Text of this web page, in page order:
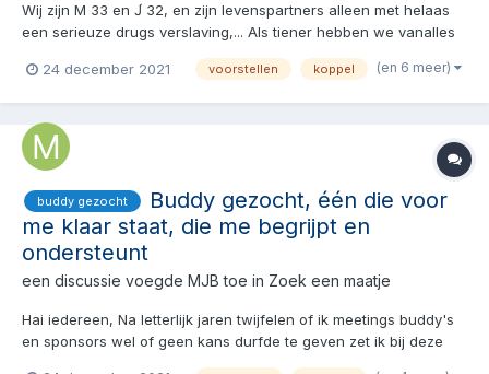
Wij zijn M 33 en J́ 32, en zijn levenspartners alleen met helaas
een serieuze drugs verslaving,... Als tiener hebben we vanalles
geleden ben ik uit nieuwsgierigheid begonnen aan base
24 december 2021 voorstellen koppel (en 6 meer)
buddy gezocht
Buddy gezocht, één die voor
me klaar staat, die me begrijpt en
ondersteunt
een discussie voegde MJB toe in Zoek een maatje
Hai iedereen, Na letterlijk jaren twijfelen of ik meetings buddy's
en sponsors wel of geen kans durfde te geven zet ik bij deze